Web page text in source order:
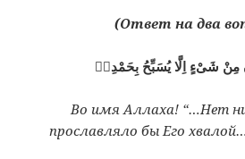
(Ответ на два
شَىْءٍ اِلَّا يُسَبِّحُ بِحَمْدِهٖ
Во имя Аллаха! “…Нет
прославляло бы Его